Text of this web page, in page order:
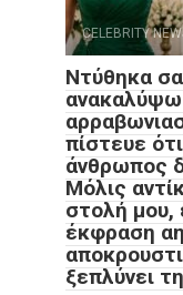
CELEBRITY
Ντύθηκα
πίστευε
άνθρωπος
Μόλις
στολή μου,
έκφραση
ξεπλύνει